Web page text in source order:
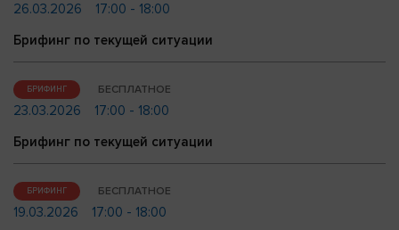
26.03.2026
17:00 - 18:00
Брифинг по текущей ситуации
БРИФИНГ БЕСПЛАТНОЕ
23.03.2026
17:00 - 18:00
Брифинг по текущей ситуации
БРИФИНГ БЕСПЛАТНОЕ
19.03.2026
17:00 - 18:00